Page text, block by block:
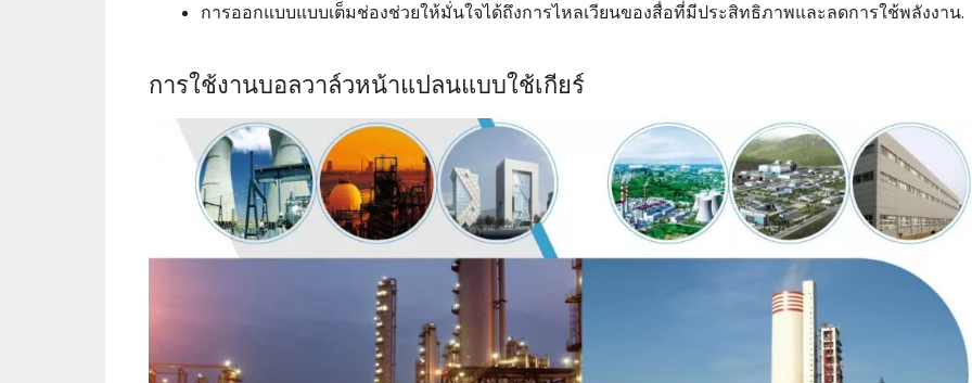
การออกแบบแบบเต็มช่องช่วยให้มั่นใจได้ถึงการไหลเวียนของสื่อที่มีประสิทธิภาพและลดการใช้พลังงาน.
การใช้งานบอลวาล์วหน้าแปลนแบบใช้เกียร์